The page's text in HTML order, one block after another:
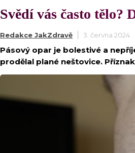
Svědí vás často tělo?
Redakce JakZdravě 3. června 2024
Pásový opar je bolestivé a
prodělal plané neštovice.